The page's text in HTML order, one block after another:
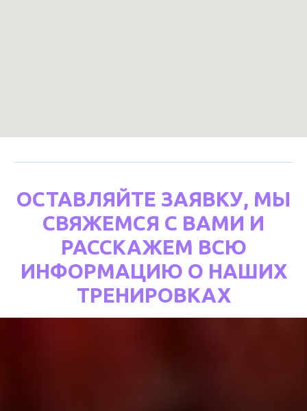
ОСТАВЛЯЙТЕ ЗАЯВКУ, МЫ
СВЯЖЕМСЯ С ВАМИ И
РАССКАЖЕМ ВСЮ
ИНФОРМАЦИЮ О НАШИХ
ТРЕНИРОВКАХ